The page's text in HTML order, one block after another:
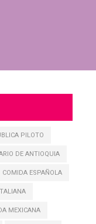
PILOTO
DE ANTIOQUIA
COMIDA ESPAÑOLA
MEXICANA